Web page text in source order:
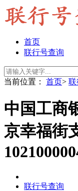
首页
联行号查询
当前位置： 首页> 联
中国工商
京幸福街
联行号查询